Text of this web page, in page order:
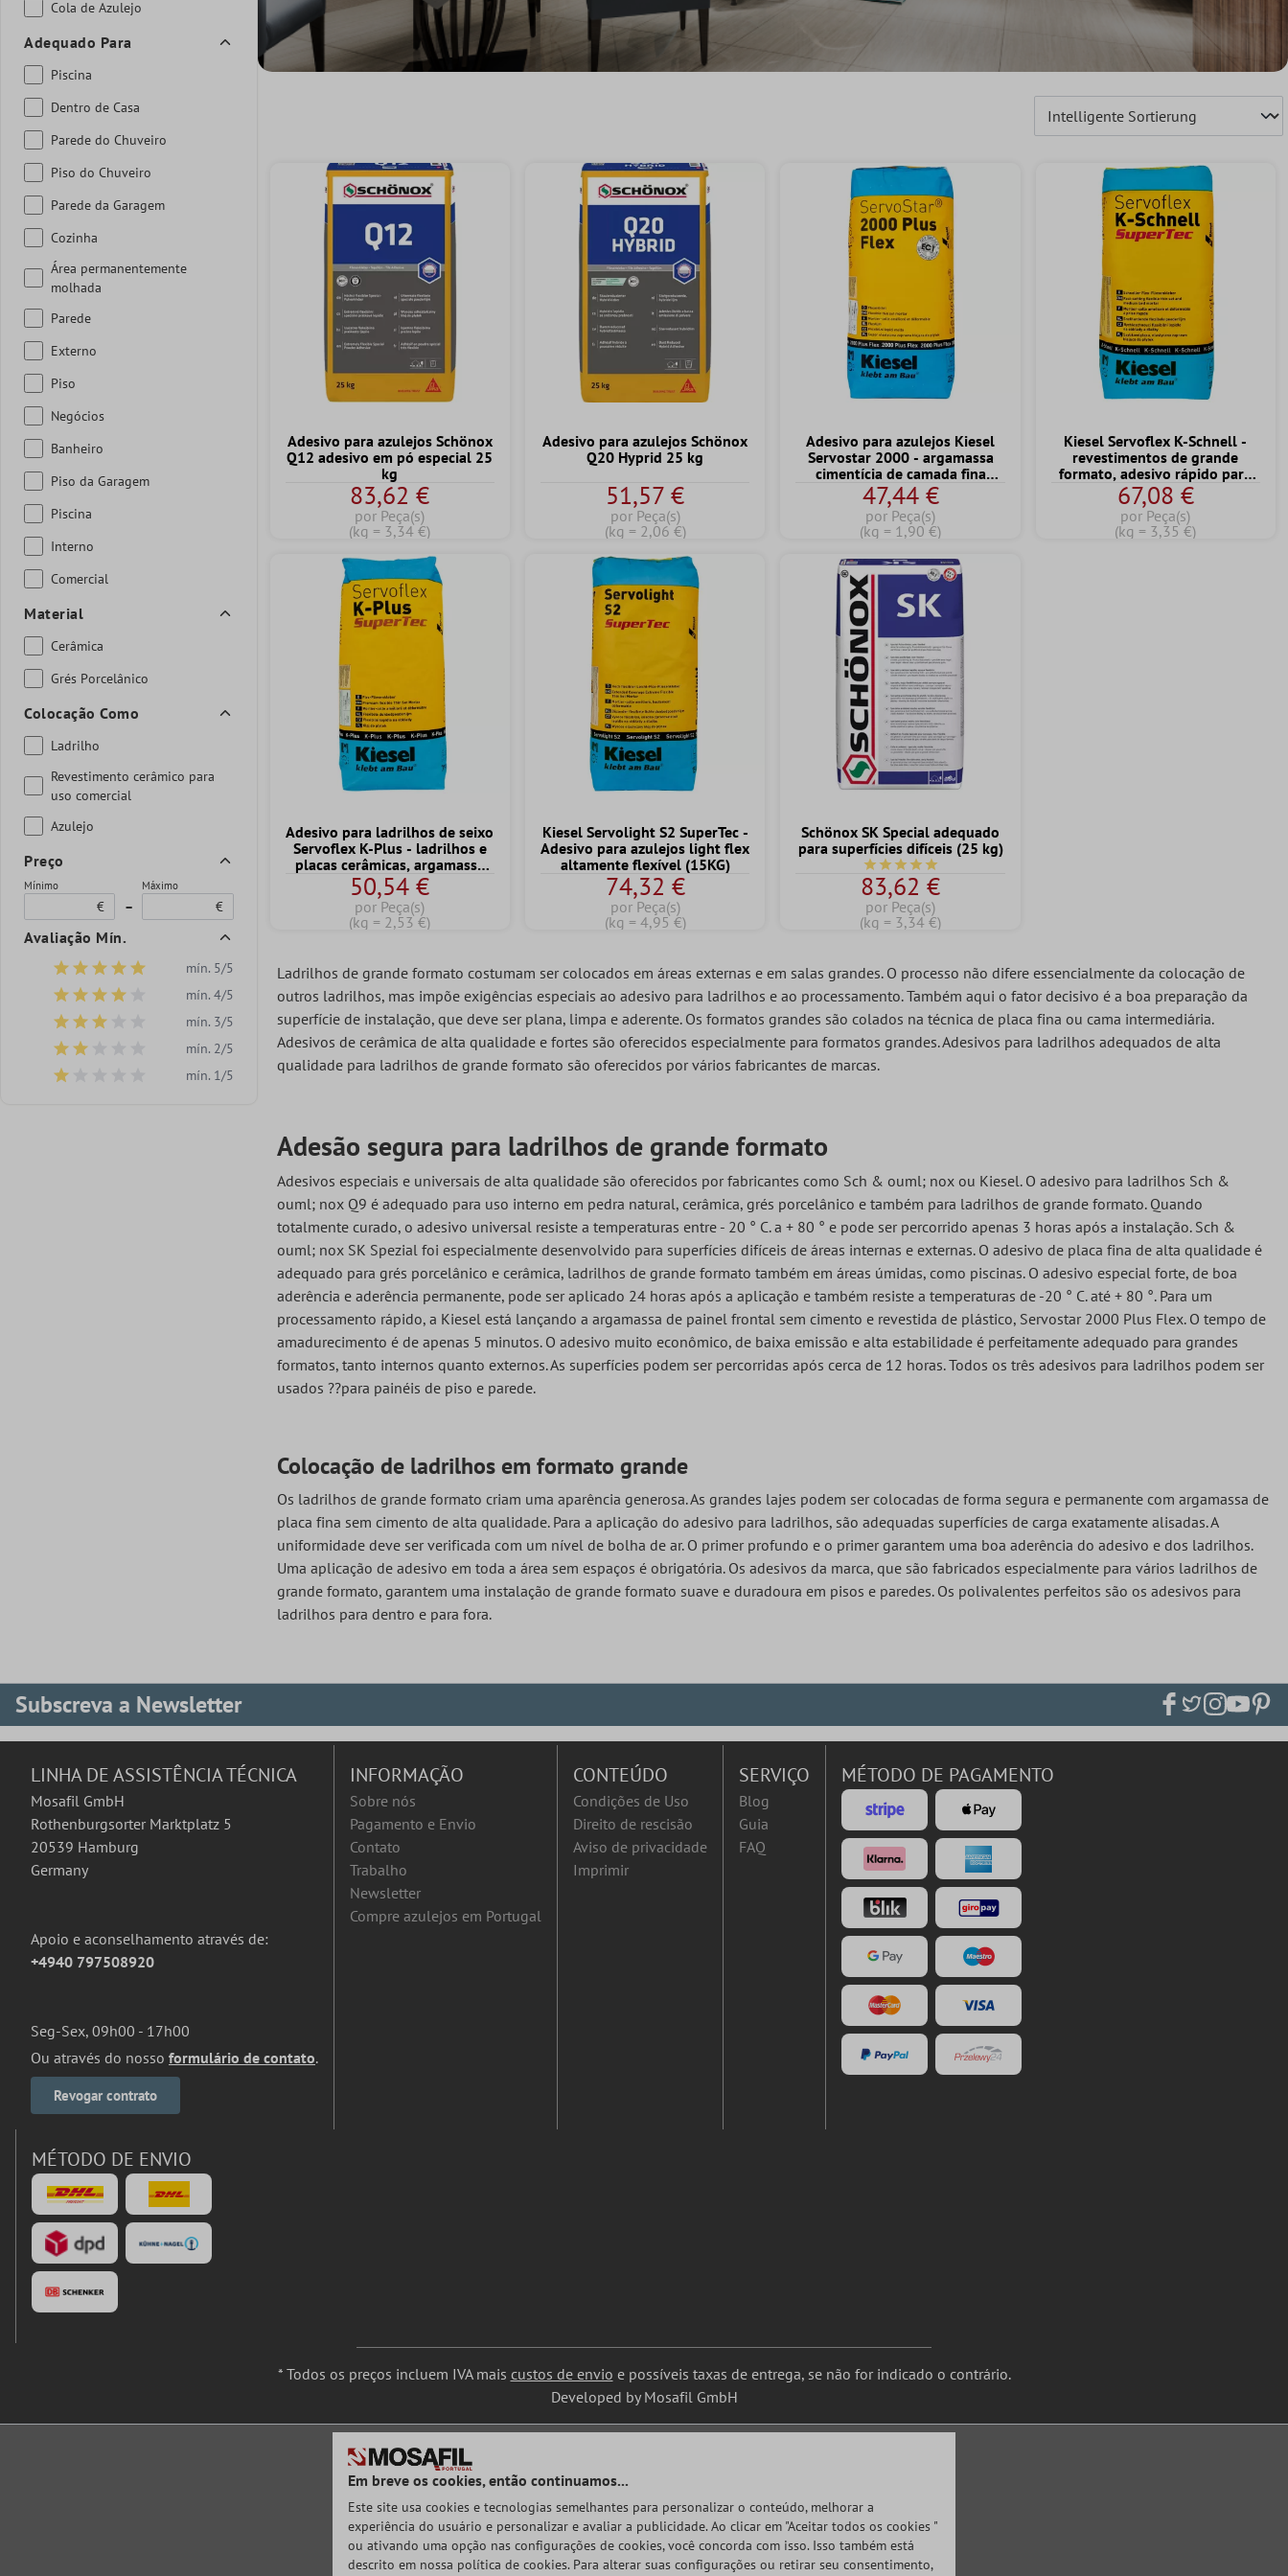
Cola de Azulejo
Adequado Para
Piscina
Dentro de Casa
Parede do Chuveiro
Piso do Chuveiro
Parede da Garagem
Cozinha
Área permanentemente
molhada
Parede
Externo
Piso
Negócios
Banheiro
Piso da Garagem
Piscina
Interno
Comercial
Material
Cerâmica
Grés Porcelânico
Colocação Como
Ladrilho
Revestimento cerâmico para
uso comercial
Azulejo
Preço
Mínimo
€ –
Máximo
€
Avaliação Mín.
Adicionar filtro: Classificação mínima de 5 de 5 estrelas
mín. 5/5
Adicionar filtro: Classificação mínima de 4 de 5 estrelas
mín. 4/5
Adicionar filtro: Classificação mínima de 3 de 5 estrelas
mín. 3/5
Adicionar filtro: Classificação mínima de 2 de 5 estrelas
mín. 2/5
Adicionar filtro: Classificação mínima de 1 de 5 estrelas
mín. 1/5
Adesivo para azulejos Schönox
Q12 adesivo em pó especial 25
kg
83,62 €
por Peça(s)
(kg = 3,34 €)
Adesivo para azulejos Schönox
Q20 Hyprid 25 kg
51,57 €
por Peça(s)
(kg = 2,06 €)
Adesivo para azulejos Kiesel
Servostar 2000 - argamassa
cimentícia de camada fina
flexível e modificada com
plástico (25KG)
47,44 €
por Peça(s)
(kg = 1,90 €)
Kiesel Servoflex K-Schnell -
revestimentos de grande
formato, adesivo rápido para
azulejos (20 kg)
67,08 €
por Peça(s)
(kg = 3,35 €)
Adesivo para ladrilhos de seixo
Servoflex K-Plus - ladrilhos e
placas cerâmicas, argamassa
para ladrilhos de grés fino (20
kg)
50,54 €
por Peça(s)
(kg = 2,53 €)
Kiesel Servolight S2 SuperTec -
Adesivo para azulejos light flex
altamente flexível (15KG)
74,32 €
por Peça(s)
(kg = 4,95 €)
Schönox SK Special adequado
para superfícies difíceis (25 kg)
Classificação média de 5 de 5 estrelas
83,62 €
por Peça(s)
(kg = 3,34 €)
Ladrilhos de grande formato costumam ser colocados em áreas externas e em salas grandes. O processo não difere essencialmente da colocação de
outros ladrilhos, mas impõe exigências especiais ao adesivo para ladrilhos e ao processamento. Também aqui o fator decisivo é a boa preparação da
superfície de instalação, que deve ser plana, limpa e aderente. Os formatos grandes são colados na técnica de placa fina ou cama intermediária.
Adesivos de cerâmica de alta qualidade e fortes são oferecidos especialmente para formatos grandes. Adesivos para ladrilhos adequados de alta
qualidade para ladrilhos de grande formato são oferecidos por vários fabricantes de marcas.
Adesão segura para ladrilhos de grande formato
Adesivos especiais e universais de alta qualidade são oferecidos por fabricantes como Sch & ouml; nox ou Kiesel. O adesivo para ladrilhos Sch &
ouml; nox Q9 é adequado para uso interno em pedra natural, cerâmica, grés porcelânico e também para ladrilhos de grande formato. Quando
totalmente curado, o adesivo universal resiste a temperaturas entre - 20 ° C. a + 80 ° e pode ser percorrido apenas 3 horas após a instalação. Sch &
ouml; nox SK Spezial foi especialmente desenvolvido para superfícies difíceis de áreas internas e externas. O adesivo de placa fina de alta qualidade é
adequado para grés porcelânico e cerâmica, ladrilhos de grande formato também em áreas úmidas, como piscinas. O adesivo especial forte, de boa
aderência e aderência permanente, pode ser aplicado 24 horas após a aplicação e também resiste a temperaturas de -20 ° C. até + 80 °. Para um
processamento rápido, a Kiesel está lançando a argamassa de painel frontal sem cimento e revestida de plástico, Servostar 2000 Plus Flex. O tempo de
amadurecimento é de apenas 5 minutos. O adesivo muito econômico, de baixa emissão e alta estabilidade é perfeitamente adequado para grandes
formatos, tanto internos quanto externos. As superfícies podem ser percorridas após cerca de 12 horas. Todos os três adesivos para ladrilhos podem ser
usados ??para painéis de piso e parede.
Colocação de ladrilhos em formato grande
Os ladrilhos de grande formato criam uma aparência generosa. As grandes lajes podem ser colocadas de forma segura e permanente com argamassa de
placa fina sem cimento de alta qualidade. Para a aplicação do adesivo para ladrilhos, são adequadas superfícies de carga exatamente alisadas. A
uniformidade deve ser verificada com um nível de bolha de ar. O primer profundo e o primer garantem uma boa aderência do adesivo e dos ladrilhos.
Uma aplicação de adesivo em toda a área sem espaços é obrigatória. Os adesivos da marca, que são fabricados especialmente para vários ladrilhos de
grande formato, garantem uma instalação de grande formato suave e duradoura em pisos e paredes. Os polivalentes perfeitos são os adesivos para
ladrilhos para dentro e para fora.
Subscreva a Newsletter
LINHA DE ASSISTÊNCIA TÉCNICA
Mosafil GmbH
Rothenburgsorter Marktplatz 5
20539 Hamburg
Germany
Apoio e aconselhamento através de:
+4940 797508920
Seg-Sex, 09h00 - 17h00
Ou através do nosso formulário de contato.
Revogar contrato
INFORMAÇÃO
Sobre nós
Pagamento e Envio
Contato
Trabalho
Newsletter
Compre azulejos em Portugal
CONTEÚDO
Condições de Uso
Direito de rescisão
Aviso de privacidade
Imprimir
SERVIÇO
Blog
Guia
FAQ
MÉTODO DE PAGAMENTO
MÉTODO DE ENVIO
* Todos os preços incluem IVA mais custos de envio e possíveis taxas de entrega, se não for indicado o contrário.
Developed by Mosafil GmbH
Em breve os cookies, então continuamos...
Este site usa cookies e tecnologias semelhantes para personalizar o conteúdo, melhorar a
experiência do usuário e personalizar e avaliar a publicidade. Ao clicar em "Aceitar todos os cookies "
ou ativando uma opção nas configurações de cookies, você concorda com isso. Isso também está
descrito em nossa política de cookies. Para alterar suas configurações ou retirar seu consentimento,